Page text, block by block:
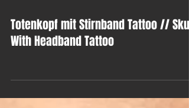
Totenkopf mit Stirnband Tattoo // Skull
With Headband Tattoo